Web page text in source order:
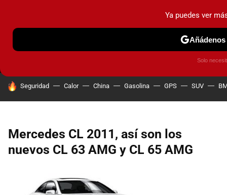
MENÚ NUEVO
OBSERVATORIO F1
HOY SE HABLA DE
Seguridad Calor China Gasolina GPS SUV
Mercedes CL 2011, así son los
nuevos CL 63 AMG y CL 65 AMG
Ya puedes ver
Solo